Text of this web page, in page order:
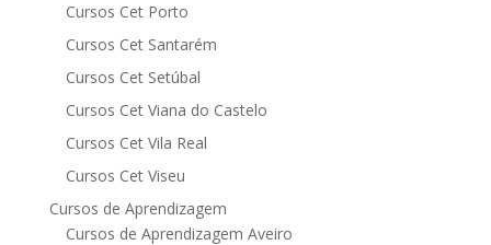
Cursos Cet Porto
Cursos Cet Santarém
Cursos Cet Setúbal
Cursos Cet Viana do Castelo
Cursos Cet Vila Real
Cursos Cet Viseu
Cursos de Aprendizagem
Cursos de Aprendizagem Aveiro